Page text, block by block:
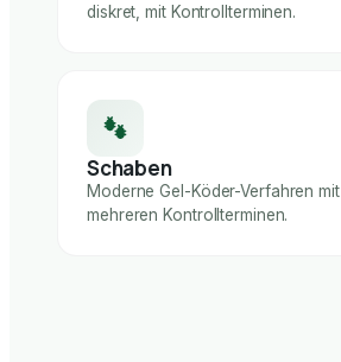
diskret, mit Kontrollterminen.
Schaben
Moderne Gel-Köder-Verfahren mit
mehreren Kontrollterminen.